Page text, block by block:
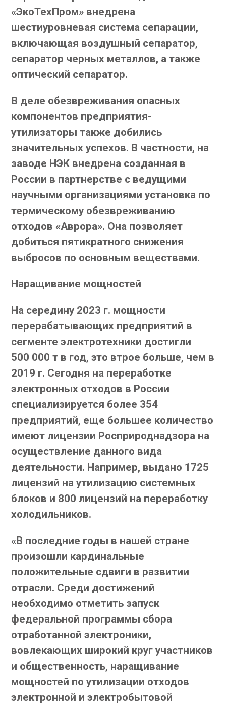
«ЭкоТехПром» внедрена
шестиуровневая система сепарации,
включающая воздушный сепаратор,
сепаратор черных металлов, а также
оптический сепаратор.
В деле обезвреживания опасных
компонентов предприятия-
утилизаторы также добились
значительных успехов. В частности, на
заводе НЭК внедрена созданная в
России в партнерстве с ведущими
научными организациями установка по
термическому обезвреживанию
отходов «Аврора». Она позволяет
добиться пятикратного снижения
выбросов по основным веществами.
Наращивание мощностей
На середину 2023 г. мощности
перерабатывающих предприятий в
сегменте электротехники достигли
500 000 т в год, это втрое больше, чем в
2019 г. Сегодня на переработке
электронных отходов в России
специализируется более 354
предприятий, еще большее количество
имеют лицензии Росприроднадзора на
осуществление данного вида
деятельности. Например, выдано 1725
лицензий на утилизацию системных
блоков и 800 лицензий на переработку
холодильников.
«В последние годы в нашей стране
произошли кардинальные
положительные сдвиги в развитии
отрасли. Среди достижений
необходимо отметить запуск
федеральной программы сбора
отработанной электроники,
вовлекающих широкий круг участников
и общественность, наращивание
мощностей по утилизации отходов
электронной и электробытовой